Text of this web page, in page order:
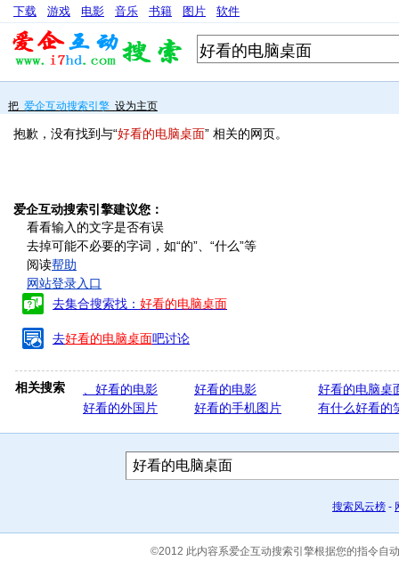
下载 游戏 电影 音乐 书籍 图片 软件
把 爱企互动搜索引擎 设为主页
抱歉，没有找到与“好看的电脑桌面” 相关的网页。
爱企互动搜索引擎建议您：
看看输入的文字是否有误
去掉可能不必要的字词，如“的”、“什么”等
阅读帮助
网站登录入口
去集合搜索找： 好看的电脑桌面
去好看的电脑桌面吧讨论
相关搜索 、好看的电影 好看的电影
好看的电脑桌
好看的外国片
好看的手机图片 有什么好看的
搜索风云榜 -
©2012 此内容系爱企互动搜索引擎根据您的指令自